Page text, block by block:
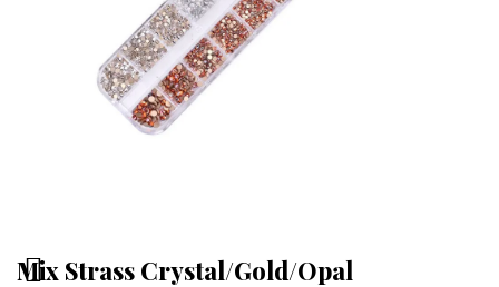
Mix Strass Crystal/Gold/Opal